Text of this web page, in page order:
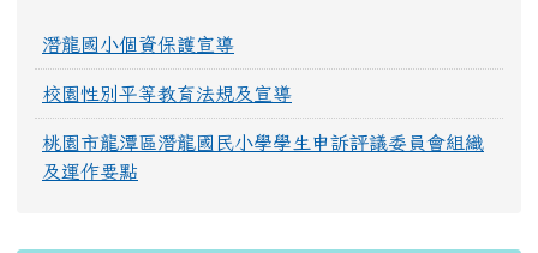
潛龍國小個資保護宣導
校園性別平等教育法規及宣導
桃園市龍潭區潛龍國民小學學生申訴評議委員會組織
及運作要點